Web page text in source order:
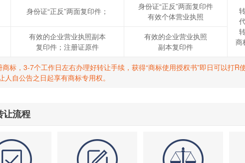
身份证“正反”两面复印件；
身份证“正反”两面复印件
有效个体营业执照
商
有效的企业营业执照副本
复印件；注册证原件
有效的企业营业执照
副本复印件
商标，3-7个工作日左右办理好转让手续，获得“商标使用授权书”即日可以打
人自公告之日起享有商标专用权。
让流程